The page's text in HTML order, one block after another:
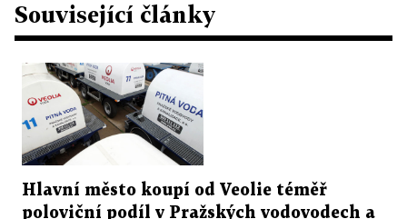
Související články
Hlavní město koupí od Veolie téměř
poloviční podíl v Pražských vodovodech a